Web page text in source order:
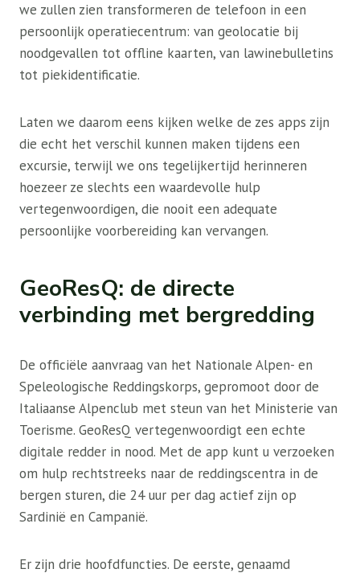
we zullen zien transformeren de telefoon in een
persoonlijk operatiecentrum: van geolocatie bij
noodgevallen tot offline kaarten, van lawinebulletins
tot piekidentificatie.
Laten we daarom eens kijken welke de zes apps zijn
die echt het verschil kunnen maken tijdens een
excursie, terwijl we ons tegelijkertijd herinneren
hoezeer ze slechts een waardevolle hulp
vertegenwoordigen, die nooit een adequate
persoonlijke voorbereiding kan vervangen.
GeoResQ: de directe
verbinding met bergredding
De officiële aanvraag van het Nationale Alpen- en
Speleologische Reddingskorps, gepromoot door de
Italiaanse Alpenclub met steun van het Ministerie van
Toerisme. GeoResQ vertegenwoordigt een echte
digitale redder in nood. Met de app kunt u verzoeken
om hulp rechtstreeks naar de reddingscentra in de
bergen sturen, die 24 uur per dag actief zijn op
Sardinië en Campanië.
Er zijn drie hoofdfuncties. De eerste, genaamd